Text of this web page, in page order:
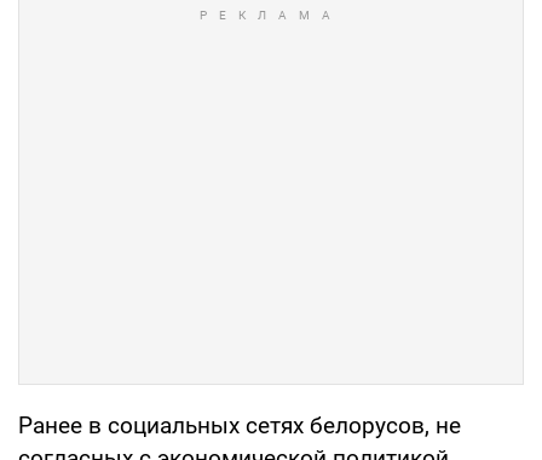
Ранее в социальных сетях белорусов, не